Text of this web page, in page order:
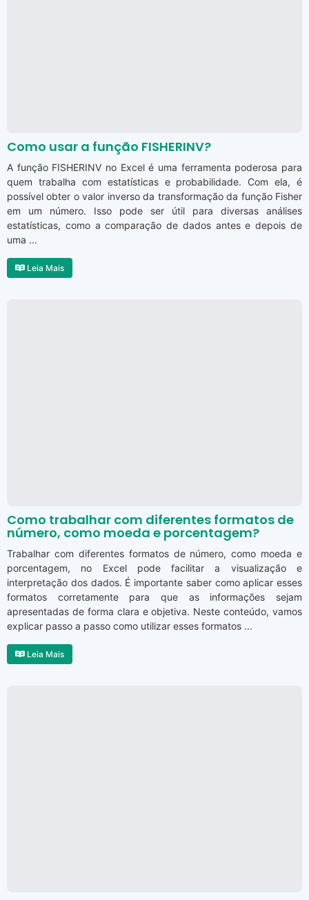
Como usar a função FISHERINV?
A função FISHERINV no Excel é uma ferramenta poderosa para
quem trabalha com estatísticas e probabilidade. Com ela, é
possível obter o valor inverso da transformação da função Fisher
em um número. Isso pode ser útil para diversas análises
estatísticas, como a comparação de dados antes e depois de
uma ...
Leia Mais
Como trabalhar com diferentes formatos de
número, como moeda e porcentagem?
Trabalhar com diferentes formatos de número, como moeda e
porcentagem, no Excel pode facilitar a visualização e
interpretação dos dados. É importante saber como aplicar esses
formatos corretamente para que as informações sejam
apresentadas de forma clara e objetiva. Neste conteúdo, vamos
explicar passo a passo como utilizar esses formatos ...
Leia Mais